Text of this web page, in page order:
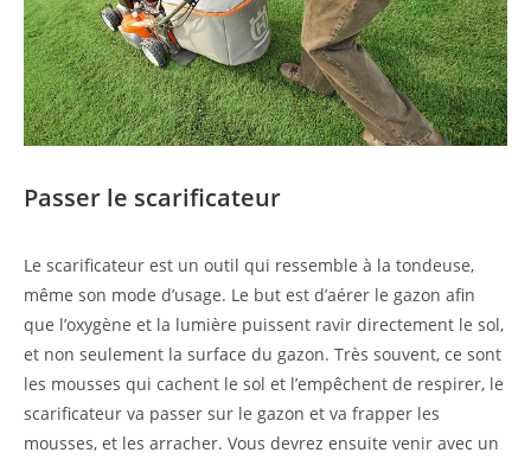
Passer le scarificateur
Le scarificateur est un outil qui ressemble à la tondeuse,
même son mode d’usage. Le but est d’aérer le gazon afin
que l’oxygène et la lumière puissent ravir directement le sol,
et non seulement la surface du gazon. Très souvent, ce sont
les mousses qui cachent le sol et l’empêchent de respirer, le
scarificateur va passer sur le gazon et va frapper les
mousses, et les arracher. Vous devrez ensuite venir avec un